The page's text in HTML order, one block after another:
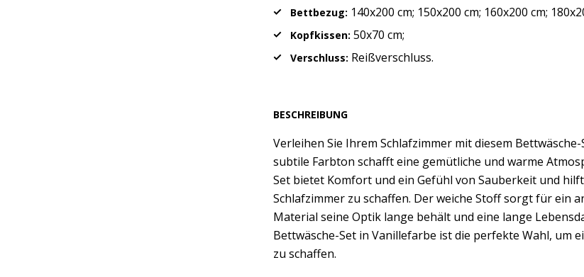
Bettbezug: 140x200 cm; 150x200 cm; 160x200 cm;
Kopfkissen: 50x70 cm;
Verschluss: Reißverschluss.
BESCHREIBUNG
Verleihen Sie Ihrem Schlafzimmer mit diesem
subtile Farbton schafft eine gemütliche und warme
Set bietet Komfort und ein Gefühl von Sauberkeit und
Schlafzimmer zu schaffen. Der weiche Stoff sorgt für ein
Material seine Optik lange behält und eine lange
Bettwäsche-Set in Vanillefarbe ist die perfekte Wahl, um
zu schaffen.